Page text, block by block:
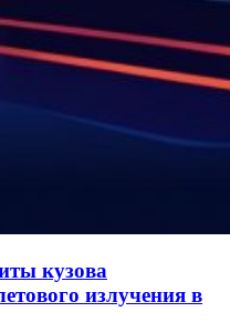
кузова
излучения в